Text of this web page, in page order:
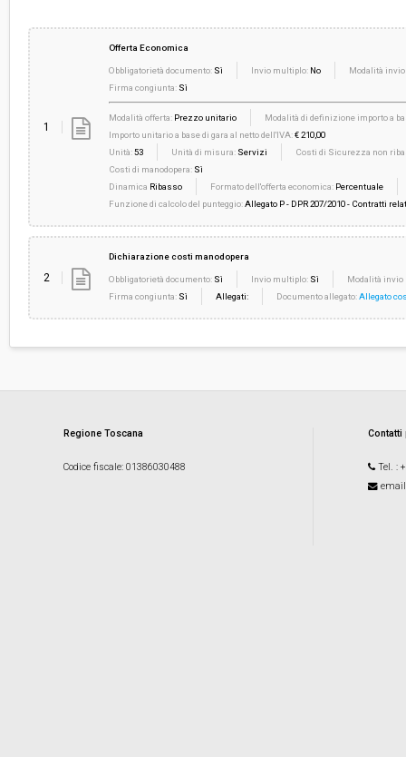
1
Offerta Economica
Obbligatorietà documento: Sì Invio multiplo: No
Modalità
Firma congiunta: Sì
Modalità offerta: Prezzo unitario
Modalità di definizione importo a
Importo unitario a base di gara al netto dell'IVA:€ 210,00
Unità:53 Unità di misura: Servizi
Costi di Sicurezza non
Costi di manodopera: Sì
Dinamica Ribasso Formato dell'offerta economica: Percentuale
Funzione di calcolo del punteggio:Allegato P - DPR 207/2010 - Contratti
2
Dichiarazione costi manodopera
Obbligatorietà documento: Sì Invio multiplo: Sì
Modalità invio
Firma congiunta: Sì Allegati: Documento allegato:Allegato
Regione Toscana
Codice fiscale: 01386030488 Tel. :
email